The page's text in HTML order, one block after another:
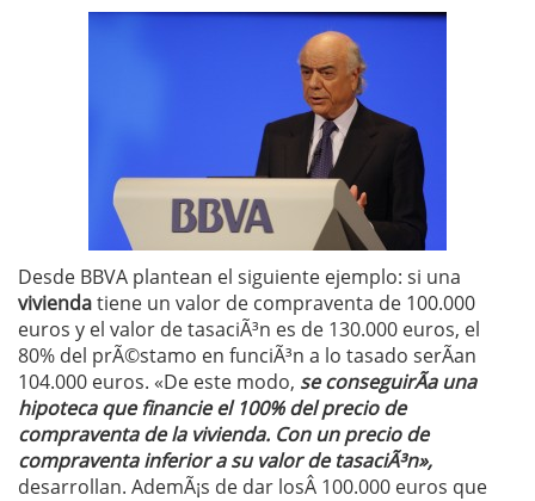
Desde BBVA plantean el siguiente ejemplo: si una
viviendatiene un valor de compraventa de 100.000
euros y el valor de tasaciÃ³n es de 130.000 euros, el
80% del prÃ©stamo en funciÃ³n a lo tasado serÃ­an
104.000 euros. «De este modo, se conseguirÃ­a una
hipoteca que financie el 100% del precio de
compraventa de la vivienda. Con un precio de
compraventa inferior a su valor de tasaciÃ³n»,
desarrollan. AdemÃ¡s de dar losÂ 100.000 euros que